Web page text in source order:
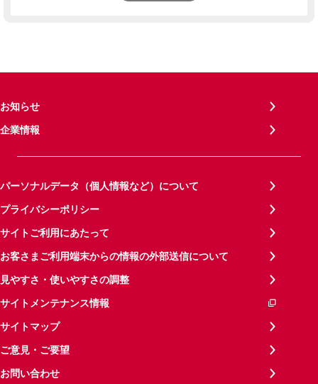
お知らせ
企業情報
パーソナルデータ（個人情報など）について
プライバシーポリシー
サイトご利用にあたって
お客さまご利用端末からの情報の外部送信について
見やすさ・使いやすさの調整
サイトメンテナンス情報
サイトマップ
ご意見・ご要望
お問い合わせ